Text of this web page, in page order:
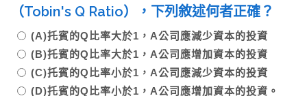
（Tobin's Q Ratio），下列敘述何者正確？
(A)托賓的Q比率大於1，A公司應減少資本的投資
(B)托賓的Q比率大於1，A公司應增加資本的投資
(C)托賓的Q比率小於1，A公司應減少資本的投資
(D)托賓的Q比率小於1，A公司應增加資本的投資。